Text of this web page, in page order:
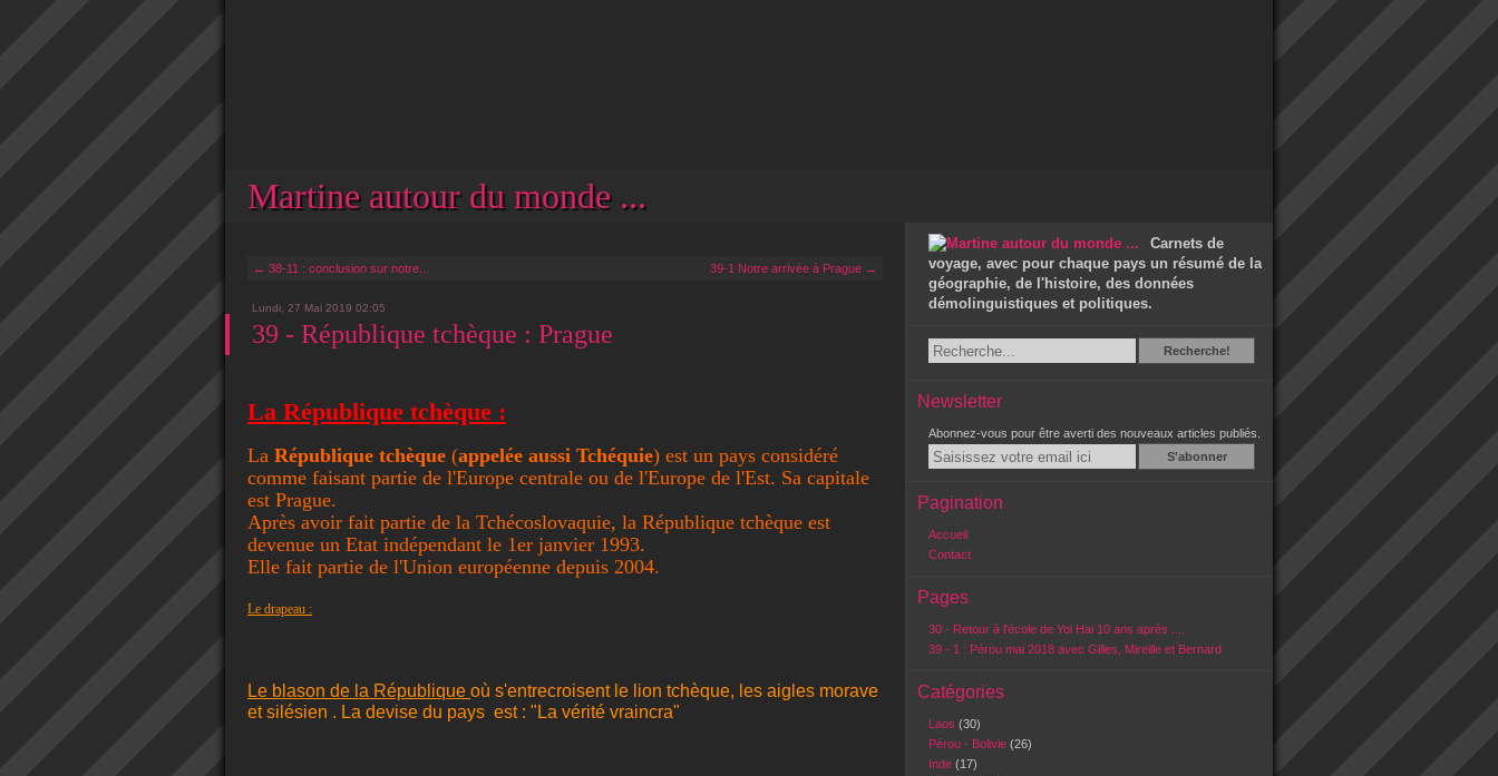
Martine autour du monde ...
← 38-11 : conclusion sur notre... 39-1 Notre arrivée à Prague →
Lundi, 27 Mai 2019 02:05
39 - République tchèque : Prague
La République tchèque :
La République tchèque (appelée aussi Tchéquie) est un pays considéré
comme faisant partie de l'Europe centrale ou de l'Europe de l'Est. Sa capitale
est Prague.
Après avoir fait partie de la Tchécoslovaquie, la République tchèque est
devenue un Etat indépendant le 1er janvier 1993.
Elle fait partie de l'Union européenne depuis 2004.
Le drapeau :
Le blason de la République où s'entrecroisent le lion tchèque, les aigles morave
et silésien . La devise du pays est : "La vérité vraincra"
Carnets de
voyage, avec pour chaque pays un résumé de la
géographie, de l'histoire, des données
démolinguistiques et politiques.
RechercheRecherche!
Newsletter
Abonnez-vous pour être averti des nouveaux articles publiés.
Email
Pagination
Accueil
Contact
Pages
30 - Retour à l'école de Yoi Hai 10 ans après ....
39 - 1 : Pérou mai 2018 avec Gilles, Mireille et Bernard
Catégories
Laos (30)
Pérou - Bolivie (26)
Inde (17)